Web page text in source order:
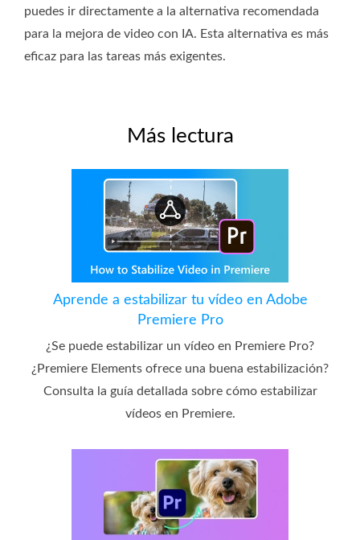
puedes ir directamente a la alternativa recomendada
para la mejora de video con IA. Esta alternativa es más
eficaz para las tareas más exigentes.
Más lectura
Aprende a estabilizar tu vídeo en Adobe
Premiere Pro
¿Se puede estabilizar un vídeo en Premiere Pro?
¿Premiere Elements ofrece una buena estabilización?
Consulta la guía detallada sobre cómo estabilizar
vídeos en Premiere.